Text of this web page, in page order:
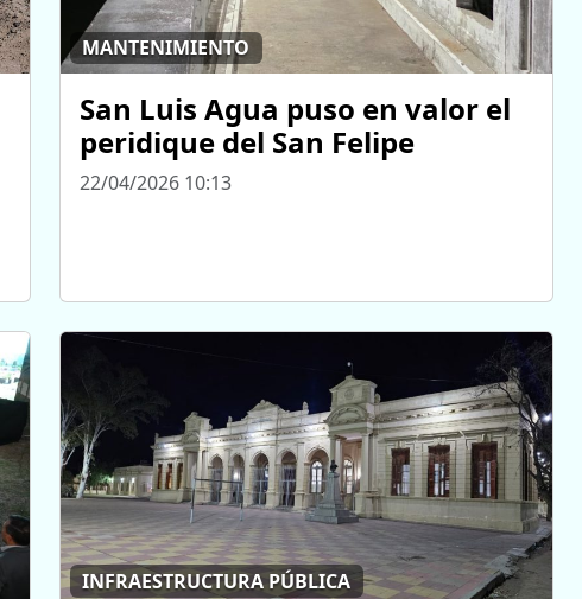
MANTENIMIENTO
San Luis Agua puso en valor el
peridique del San Felipe
22/04/2026 10:13
INFRAESTRUCTURA PÚBLICA